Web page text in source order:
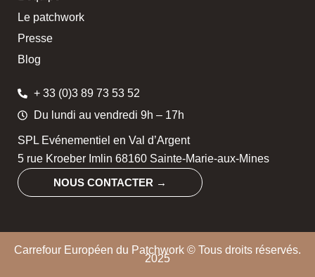
Le patchwork
Presse
Blog
+ 33 (0)3 89 73 53 52
Du lundi au vendredi 9h – 17h
SPL Evénementiel en Val d’Argent
5 rue Kroeber Imlin 68160 Sainte-Marie-aux-Mines
NOUS CONTACTER →
Carrefour Européen du Patchwork © Tous droits réservés.
2025